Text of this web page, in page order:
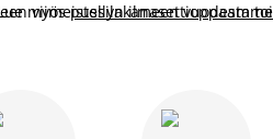
viimeistellyn ilmeen vuodesta
myös